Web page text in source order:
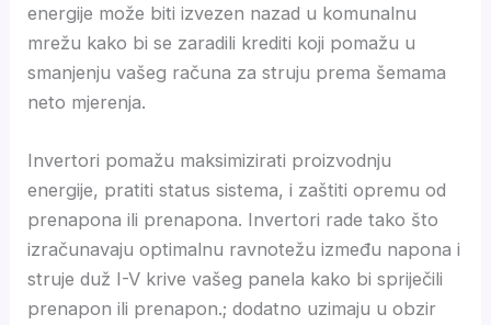
energije može biti izvezen nazad u komunalnu
mrežu kako bi se zaradili krediti koji pomažu u
smanjenju vašeg računa za struju prema šemama
neto mjerenja.
Invertori pomažu maksimizirati proizvodnju
energije, pratiti status sistema, i zaštiti opremu od
prenapona ili prenapona. Invertori rade tako što
izračunavaju optimalnu ravnotežu između napona i
struje duž I-V krive vašeg panela kako bi spriječili
prenapon ili prenapon.; dodatno uzimaju u obzir